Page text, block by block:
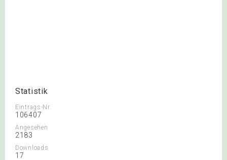
Statistik
Eintrags-Nr.
106407
Angesehen
2183
Downloads
17